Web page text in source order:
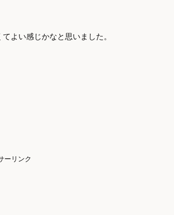
よい感じかなと思いました。
ーリンク